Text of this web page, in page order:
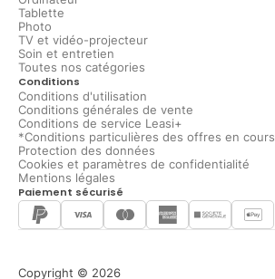
Tablette
Photo
TV et vidéo-projecteur
Soin et entretien
Toutes nos catégories
Conditions
Conditions d'utilisation
Conditions générales de vente
Conditions de service Leasi+
*Conditions particulières des offres en cours
Protection des données
Cookies et paramètres de confidentialité
Mentions légales
Paiement sécurisé
Copyright © 2026